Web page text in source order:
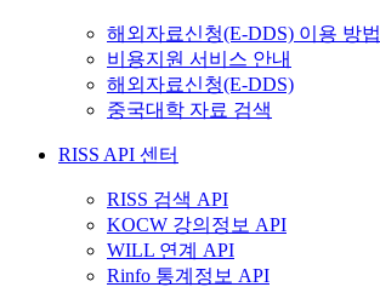
해외자료신청(E-DDS) 이용 방법
비용지원 서비스 안내
해외자료신청(E-DDS)
중국대학 자료 검색
RISS API 센터
RISS 검색 API
KOCW 강의정보 API
WILL 연계 API
Rinfo 통계정보 API